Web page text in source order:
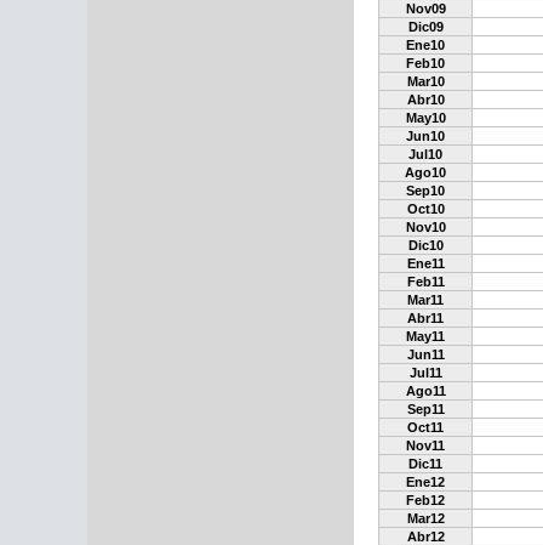
Nov09
Dic09
Ene10
Feb10
Mar10
Abr10
May10
Jun10
Jul10
Ago10
Sep10
Oct10
Nov10
Dic10
Ene11
Feb11
Mar11
Abr11
May11
Jun11
Jul11
Ago11
Sep11
Oct11
Nov11
Dic11
Ene12
Feb12
Mar12
Abr12